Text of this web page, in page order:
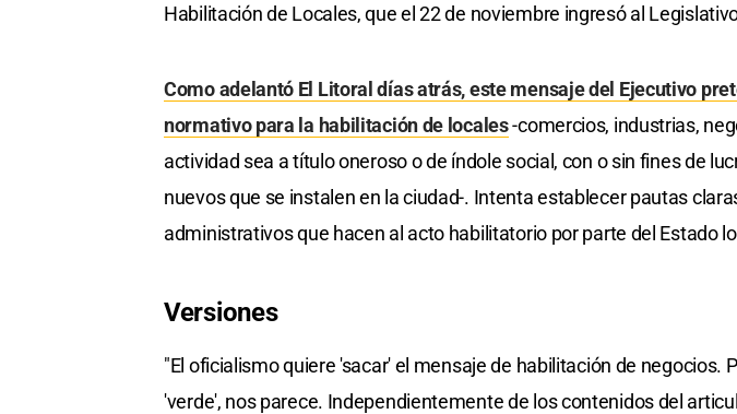
Habilitación de Locales, que el 22 de noviembre ingresó al
Como adelantó El Litoral días atrás, este mensaje del Ejecutivo
normativo para la habilitación de locales-comercios, industrias,
actividad sea a título oneroso o de índole social, con o sin fines de
nuevos que se instalen en la ciudad-. Intenta establecer pautas
administrativos que hacen al acto habilitatorio por parte del Estado
Versiones
"El oficialismo quiere 'sacar' el mensaje de habilitación de negocios.
'verde', nos parece. Independientemente de los contenidos del